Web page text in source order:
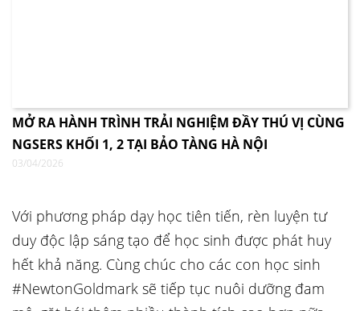
MỞ RA HÀNH TRÌNH TRẢI NGHIỆM ĐẦY THÚ VỊ CÙNG
NGSERS KHỐI 1, 2 TẠI BẢO TÀNG HÀ NỘI
03/04/2026
Với phương pháp dạy học tiên tiến, rèn luyện tư
duy độc lập sáng tạo để học sinh được phát huy
hết khả năng. Cùng chúc cho các con học sinh
#NewtonGoldmark sẽ tiếp tục nuôi dưỡng đam